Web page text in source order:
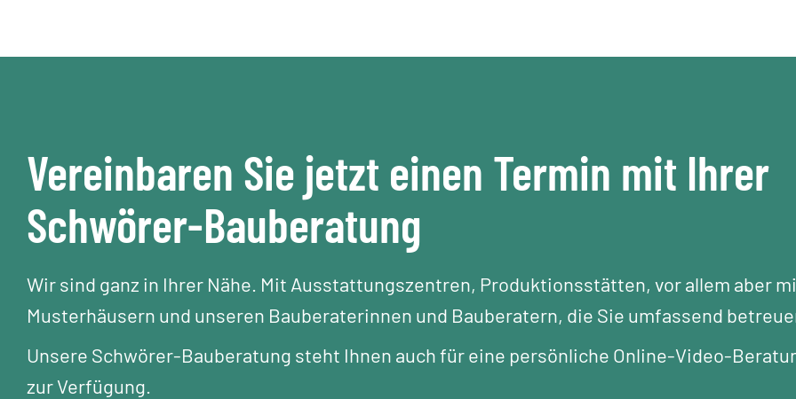
Vereinbaren Sie jetzt einen Termin mit Ihrer
Schwörer-Bauberatung
Wir sind ganz in Ihrer Nähe. Mit Ausstattungszentren, Produktionsstätten, vor allem aber
Musterhäusern und unseren Bauberaterinnen und Bauberatern, die Sie umfassend
Unsere Schwörer-Bauberatung steht Ihnen auch für eine persönliche Online-Video-
zur Verfügung.